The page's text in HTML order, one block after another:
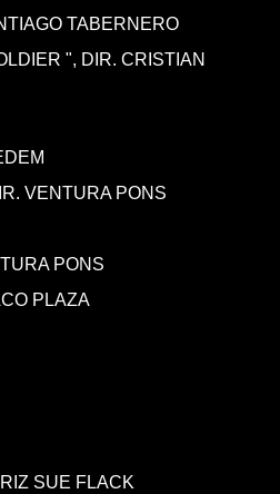
TABERNERO
", DIR. CRISTIAN
VENTURA PONS
PONS
PLAZA
SUE FLACK